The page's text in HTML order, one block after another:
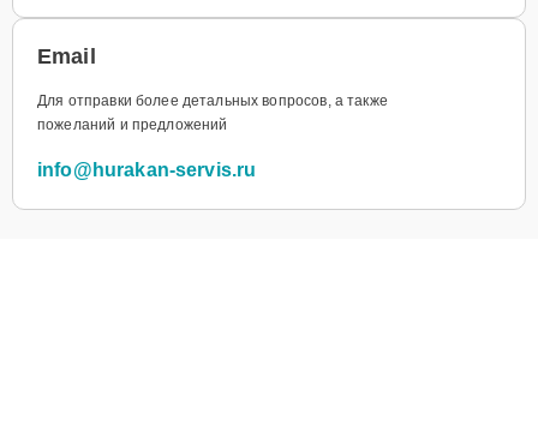
Email
Для отправки более детальных вопросов, а также
пожеланий и предложений
info@hurakan-servis.ru